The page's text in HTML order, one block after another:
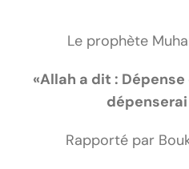
«Allah a dit :
Rapporté par